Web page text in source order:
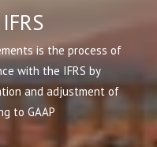
is the process of
with the IFRS by
and adjustment of
to GAAP